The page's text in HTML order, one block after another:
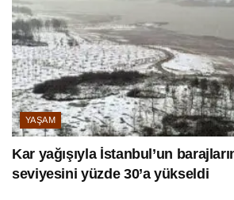
YAŞAM
Kar yağışıyla İstanbul’un
seviyesini yüzde 30’a yükseldi